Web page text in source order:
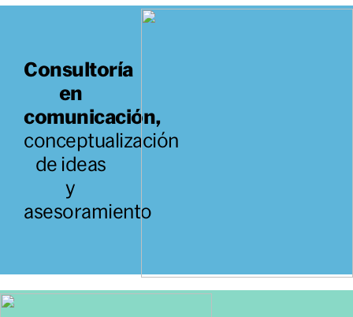
Consultoría
en
comunicación,
conceptualización
de ideas
y
asesoramiento